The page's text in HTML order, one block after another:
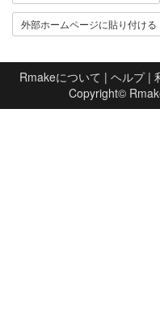
外部ホームページに貼り付ける
Rmakeについて | ヘルプ|
Copyright©